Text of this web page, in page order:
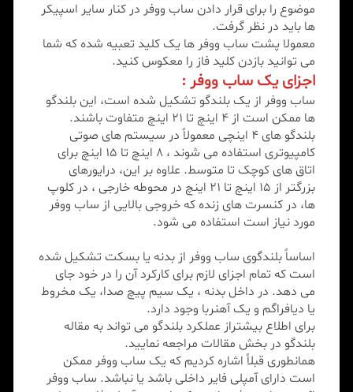
موضوع را برای قرار دادن ساب ووفر در کنار سایر اسپیکر
ها باید در نظر گرفت.
معمولا پشت ساب ووفر ها یک کلید تعبیه شده که شما
می توانید بازدن کلید فاز را معکوس کنید.
اجزای یک ساب ووفر :
ساب ووفر از یک بلندگو تشکیل شده است، این بلندگو
ها ممکن است از 4 اینچ تا 21 اینچ متفاوت باشند.
بلندگو های 4 اینچی معمولاً در سیستم های صوتی
کامپیوتری استفاده می شوند ، 8 اینچ تا 15 اینچ برای
اتاق های کوچک تا متوسط. علاوه بر این، درایورهای
بزرگتر از 15 اینچ تا 21 اینچ در محوطه خارجی ، در کلوپ
ها، در کنسرت های زنده که خروجی بالایی از ساب ووفر
مورد نیاز است استفاده می شود.
اساساً بلندگوی ساب ووفر از بدنه یا بسکت تشکیل شده
است که تمام اجزای لازم برای کارکرد آن را در خود جای
می دهد. در داخل بدنه ، یک سیم پیچ صدا، یک مخروط
یا دیافراگم و یک آهنربا وجود دارد.
برای اطلاع بیشتراز عملکرد بلندگو می تواند به مقاله
بلندگو در بخش مقالات مراجعه نمایید.
همانطوری قبلاً اشاره کردیم که یک ساب ووفر ممکن
است دارای آمپلی فایر داخلی باشد یا نباشد. ساب ووفر